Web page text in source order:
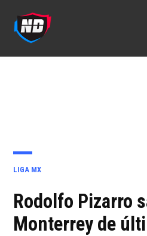
contenido
PUBLICADO
LIGA MX
Rodolfo Pizarro
Monterrey de